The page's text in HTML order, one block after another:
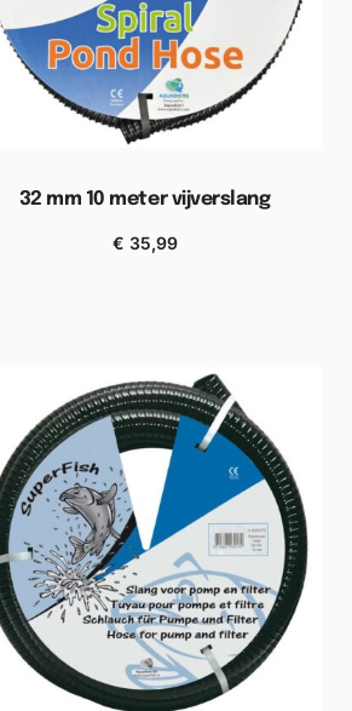
32 mm 10 meter vijverslang
€ 35,99